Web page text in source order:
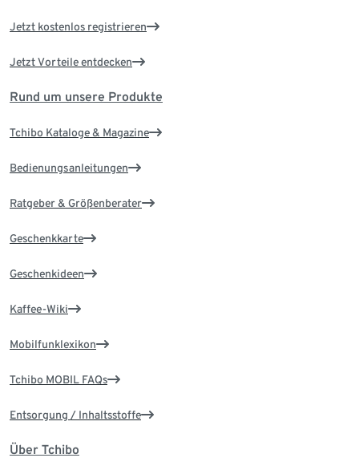
Jetzt kostenlos registrieren
Jetzt Vorteile entdecken
Rund um unsere Produkte
Tchibo Kataloge & Magazine
Bedienungsanleitungen
Ratgeber & Größenberater
Geschenkkarte
Geschenkideen
Kaffee-Wiki
Mobilfunklexikon
Tchibo MOBIL FAQs
Entsorgung / Inhaltsstoffe
Über Tchibo